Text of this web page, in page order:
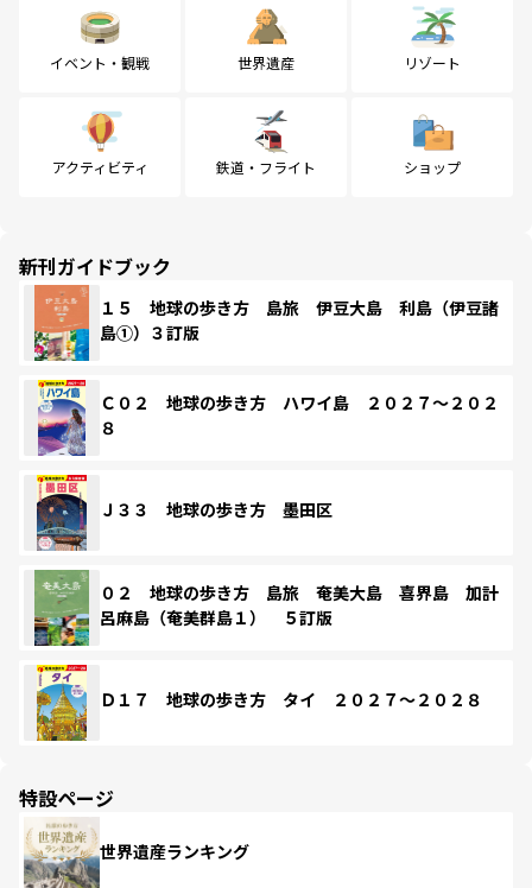
イベント・観戦 世界遺産 リゾート
アクティビティ 鉄道・フライト ショップ
新刊ガイドブック
１５ 地球の歩き方 島旅 伊豆大島 利島（伊豆諸
島①）３訂版
Ｃ０２ 地球の歩き方 ハワイ島 ２０２７～２０２
８
Ｊ３３ 地球の歩き方 墨田区
０２ 地球の歩き方 島旅 奄美大島 喜界島 加計
呂麻島（奄美群島１） ５訂版
Ｄ１７ 地球の歩き方 タイ ２０２７～２０２８
特設ページ
世界遺産ランキング